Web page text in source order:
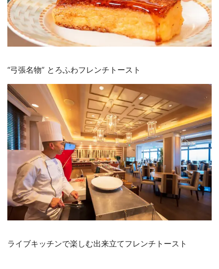
“弓張名物” とろふわフレンチトースト
ライブキッチンで楽しむ出来立てフレンチトースト